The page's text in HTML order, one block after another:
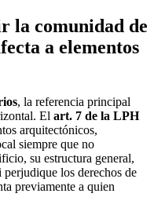
la comunidad de
a elementos
, la referencia principal
El art. 7 de la LPH
arquitectónicos,
siempre que no
su estructura general,
los derechos de
previamente a quien